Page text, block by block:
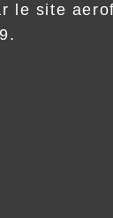
le site